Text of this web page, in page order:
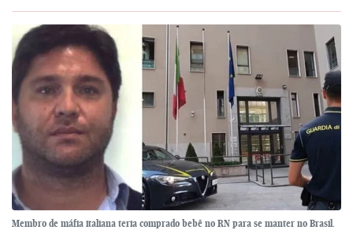
Membro de máfia italiana teria comprado bebê no RN para se manter no Brasil.